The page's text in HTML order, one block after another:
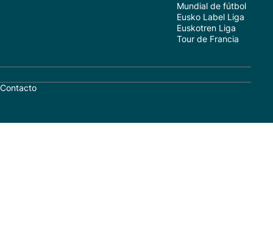
Mundial de fútbol
Eusko Label Liga
Euskotren Liga
Tour de Francia
Contacto